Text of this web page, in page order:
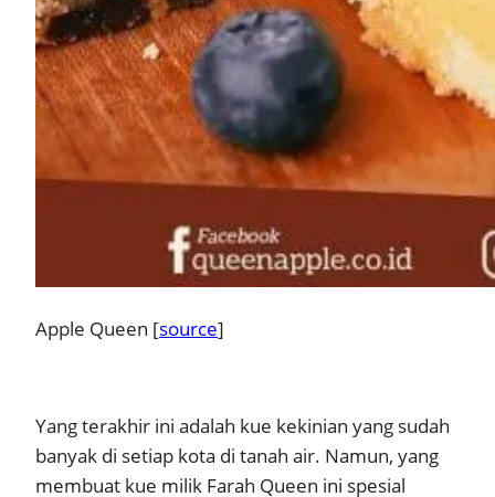
Apple Queen [source]
Yang terakhir ini adalah kue kekinian yang sudah
banyak di setiap kota di tanah air. Namun, yang
membuat kue milik Farah Queen ini spesial